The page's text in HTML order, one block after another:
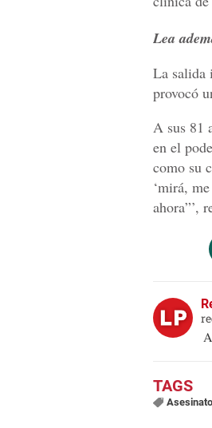
Lea
La salida
provocó
A sus 81
en el
como su
‘mirá,
ahora”’,
Asesinato